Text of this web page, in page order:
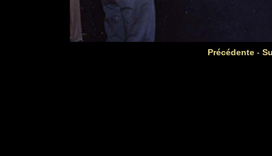
Précédente-